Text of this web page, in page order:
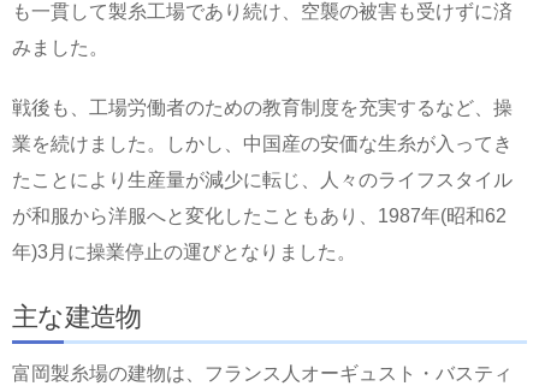
も一貫して製糸工場であり続け、空襲の被害も受けずに済
みました。
戦後も、工場労働者のための教育制度を充実するなど、操
業を続けました。しかし、中国産の安価な生糸が入ってき
たことにより生産量が減少に転じ、人々のライフスタイル
が和服から洋服へと変化したこともあり、1987年(昭和62
年)3月に操業停止の運びとなりました。
主な建造物
富岡製糸場の建物は、フランス人オーギュスト・バスティ